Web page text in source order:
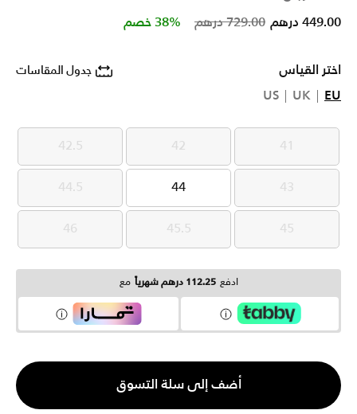
Price reduced from
729.00 درهم to 449.00 درهم 38% خصم
اختر القياس جدول المقاسات
EU
UK
US
41
41
42
42
42.5
42.5
43
43
44
44
44.5
44.5
45
45
45.5
45.5
46
46
ادفع 112.25 درهم شهرياً مع
الكمية
1
أضف إلى سلة التسوق